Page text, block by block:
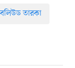
বলিউড তারকা